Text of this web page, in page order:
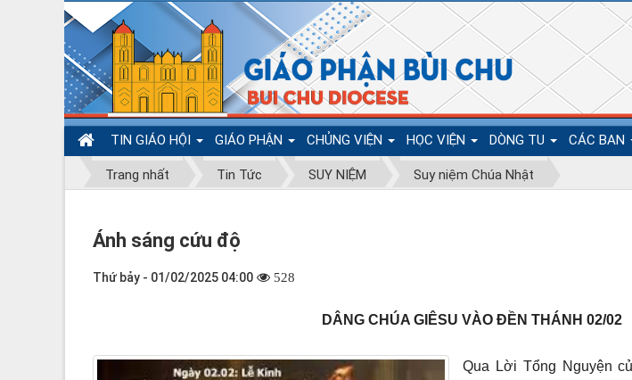
TIN GIÁO HỘI GIÁO PHẬN CHỦNG VIỆN HỌC VIỆN DÒNG TU CÁC BAN
Trang nhất Tin Tức SUY NIỆM Suy niệm Chúa Nhật
Ánh sáng cứu độ
Thứ bảy - 01/02/2025 04:00 528
DÂNG CHÚA GIÊSU VÀO ĐỀN THÁNH 02/02
Qua Lời Tổng Nguyện